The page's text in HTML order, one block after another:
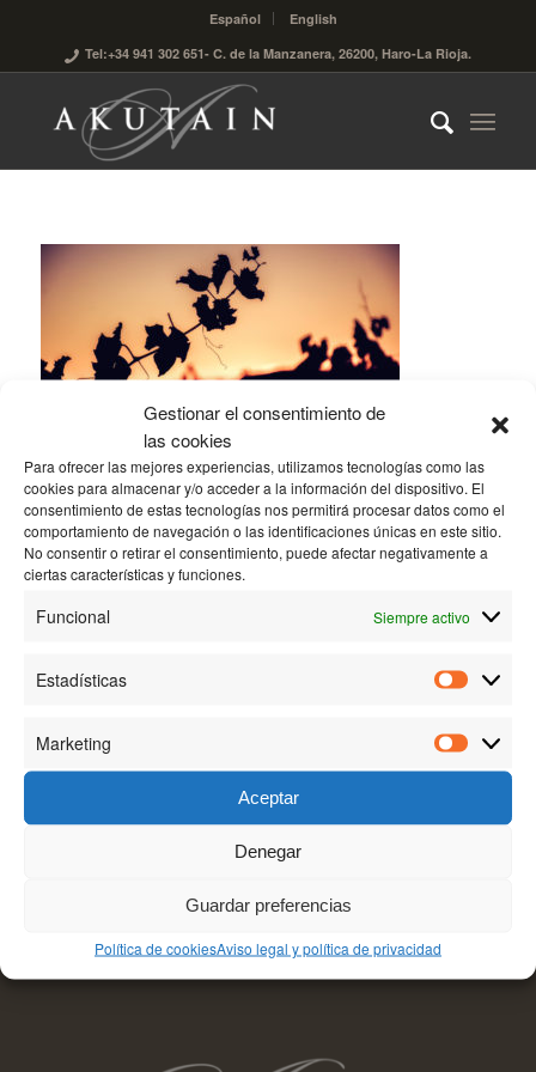
Gestionar el consentimiento de
las cookies
Para ofrecer las mejores experiencias, utilizamos tecnologías como las
cookies para almacenar y/o acceder a la información del dispositivo. El
consentimiento de estas tecnologías nos permitirá procesar datos como el
comportamiento de navegación o las identificaciones únicas en este sitio.
No consentir o retirar el consentimiento, puede afectar negativamente a
ciertas características y funciones.
Funcional Siempre activo
Estadísticas
Marketing
Marketing
Aceptar
Denegar
Guardar preferencias
Política de cookiesAviso legal y política de privacidad
Español
English
Tel:+34 941 302 651- C. de la Manzanera, 26200, Haro-La Rioja.
BODEGA AKUTAIN
Tel:+34 941 302 651